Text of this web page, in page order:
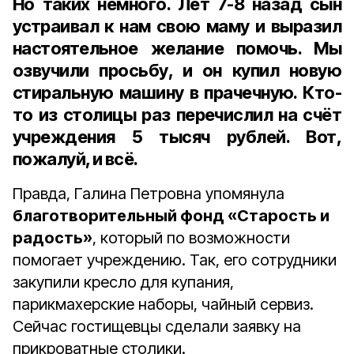
устраивал к нам свою маму и выразил
настоятельное желание помочь. Мы
озвучили просьбу, и он купил новую
стиральную машину в прачечную. Кто-
то из столицы раз перечислил на счёт
учреждения 5 тысяч рублей. Вот,
пожалуй, и всё.
Правда, Галина Петровна упомянула
благотворительный фонд «Старость и
радость», который по возможности
помогает учреждению. Так, его сотрудники
закупили кресло для купания,
парикмахерские наборы, чайный сервиз.
Сейчас гостищевцы сделали заявку на
прикроватные столики.